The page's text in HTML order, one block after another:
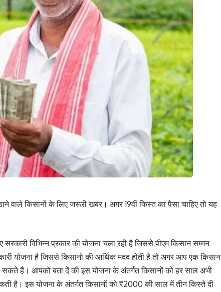
वाले किसानों के लिए जरूरी खबर। अगर 19वीं किस्त का पैसा चाहिए तो यह
सरकारी विभिन्न प्रकार की योजना चला रही है जिससे पीएम किसान सम्मन
योजना है जिससे किसानो की आर्थिक मदद होती है तो अगर आप एक किसान
सकते हैं। आपको बता दें की इस योजना के अंतर्गत किसानों को हर साल अभी
है। इस योजना के अंतर्गत किसानों को ₹2000 की साल में तीन किस्ते दी